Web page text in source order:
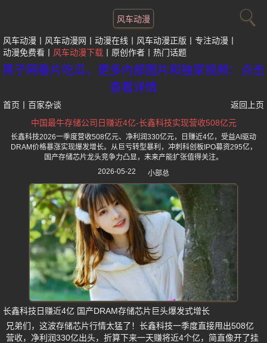
风车动漫
风车动漫 风车动漫网 动漫在线 风车动漫正版
专注动漫
动漫免费看
风车动漫下载 原创作者 热门话题
黑子网看片吃瓜，更多内部图片和独家视频：点击
查看详情
首页 百家杂谈
返回上页
中国最牛存储公司日赚近4亿-长鑫科技实现营收508亿元
长鑫科技2026一季度营收508亿元、净利润330亿元，日赚近4亿，受益AI驱动
DRAM价格暴涨实现爆发增长。从巨亏转型暴利，冲刺科创板IPO募资295亿，
国产存储芯片龙头竞争力凸显，未来产能扩张值得关注。
2026-05-22
小部总
长鑫科技日赚近4亿 国产DRAM存储芯片巨头爆发式增长
兄弟们，这波存储芯片行情太猛了！长鑫科技一季度直接甩出508亿
营收，净利润330亿出头，折算下来一天赚将近4个亿，简直像开了挂